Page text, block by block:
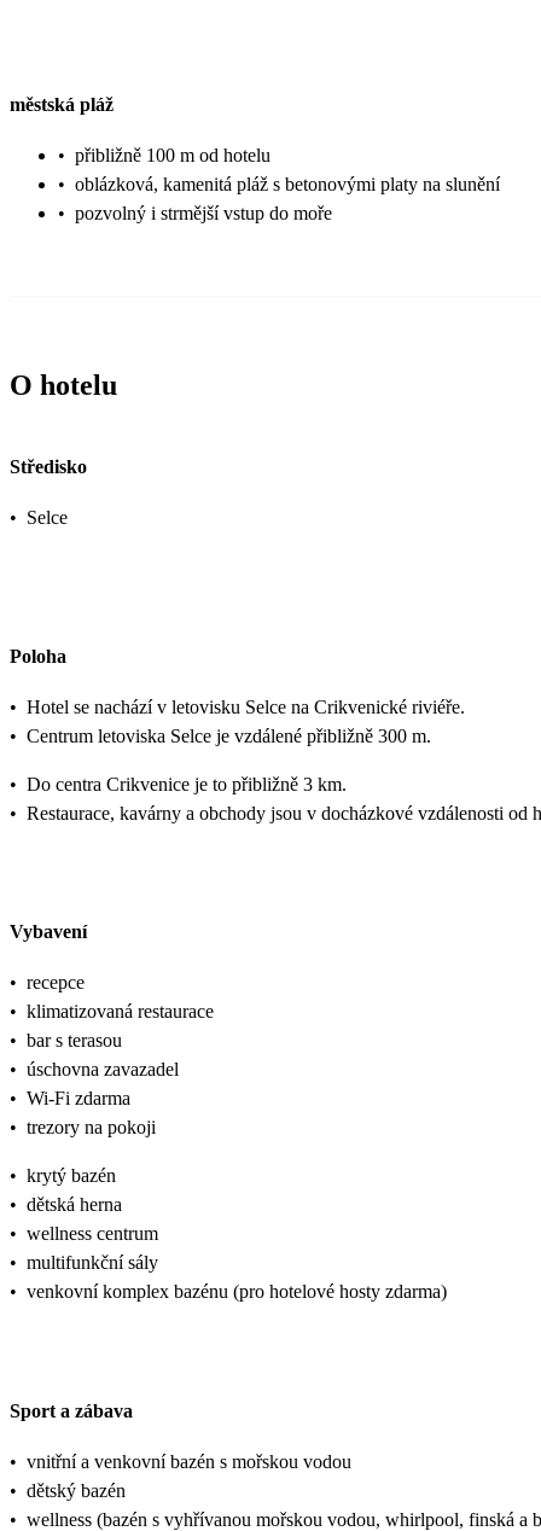
městská pláž
• přibližně 100 m od hotelu
• oblázková, kamenitá pláž s betonovými platy na slunění
• pozvolný i strmější vstup do moře
O hotelu
Středisko
• Selce
Poloha
• Hotel se nachází v letovisku Selce na Crikvenické riviéře.
• Centrum letoviska Selce je vzdálené přibližně 300 m.
• Do centra Crikvenice je to přibližně 3 km.
• Restaurace, kavárny a obchody jsou v docházkové vzdálenosti od
Vybavení
• recepce
• klimatizovaná restaurace
• bar s terasou
• úschovna zavazadel
• Wi-Fi zdarma
• trezory na pokoji
• krytý bazén
• dětská herna
• wellness centrum
• multifunkční sály
• venkovní komplex bazénu (pro hotelové hosty zdarma)
Sport a zábava
• vnitřní a venkovní bazén s mořskou vodou
• dětský bazén
• wellness (bazén s vyhřívanou mořskou vodou, whirlpool, finská a